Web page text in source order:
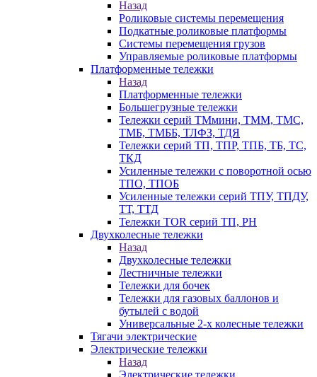
Назад
Роликовые системы перемещения
Подкатные роликовые платформы
Системы перемещения грузов
Управляемые роликовые платформы
Платформенные тележки
Назад
Платформенные тележки
Большегрузные тележки
Тележки серий ТМмини, ТММ, ТМС,
ТМБ, ТМББ, ТЛФЗ, ТДЯ
Тележки серий ТП, ТПР, ТПБ, ТБ, ТС,
ТКД
Усиленные тележки с поворотной осью
ТПО, ТПОБ
Усиленные тележки серий ТПУ, ТПДУ,
ТТ, ТТД
Тележки TOR серий ТП, PH
Двухколесные тележки
Назад
Двухколесные тележки
Лестничные тележки
Тележки для бочек
Тележки для газовых баллонов и
бутылей с водой
Универсальные 2-х колесные тележки
Тягачи электрические
Электрические тележки
Назад
Электрические тележки